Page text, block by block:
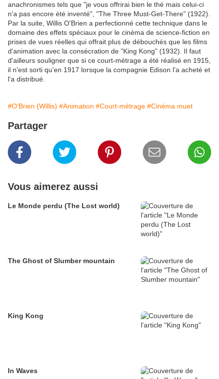
anachronismes tels que "je vous offrirai bien le thé mais celui-ci
n'a pas encore été inventé", "The Three Must-Get-There" (1922).
Par la suite, Willis O'Brien a perfectionné cette technique dans le
domaine des effets spéciaux pour le cinéma de science-fiction en
prises de vues réelles qui offrait plus de débouchés que les films
d'animation avec la consécration de "King Kong" (1932). Il faut
d'ailleurs souligner que si ce court-métrage a été réalisé en 1915,
il n'est sorti qu'en 1917 lorsque la compagnie Edison l'a acheté et
l'a distribué.
#O'Brien (Willis) #Animation #Court-métrage #Cinéma muet
Partager
Vous aimerez aussi
Le Monde perdu (The Lost world)
The Ghost of Slumber mountain
King Kong
In Waves